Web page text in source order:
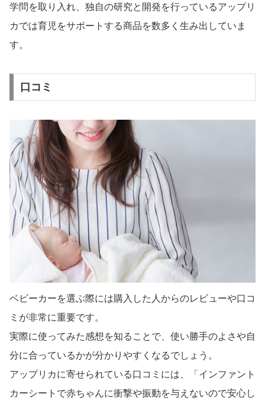
学問を取り入れ、独自の研究と開発を行っているアップリ
カでは育児をサポートする商品を数多く生み出していま
す。
口コミ
ベビーカーを選ぶ際には購入した人からのレビューや口コ
ミが非常に重要です。
実際に使ってみた感想を知ることで、使い勝手のよさや自
分に合っているかが分かりやすくなるでしょう。
アップリカに寄せられている口コミには、「インファント
カーシートで赤ちゃんに衝撃や振動を与えないので安心し